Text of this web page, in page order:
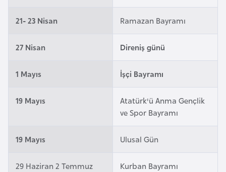
21- 23 Nisan Ramazan Bayramı
27 Nisan Direniş günü
1 Mayıs İşçi Bayramı
19 Mayıs
Atatürk'ü Anma Gençlik
ve Spor Bayramı
19 Mayıs Ulusal Gün
29 Haziran 2 Temmuz Kurban Bayramı
e
b
c
n
B
h